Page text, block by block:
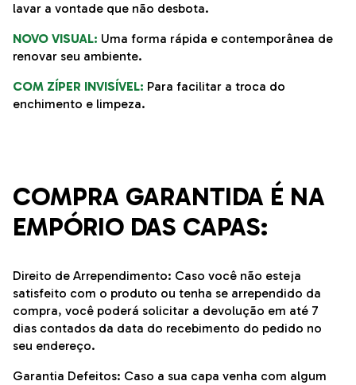
lavar a vontade que não desbota.
NOVO VISUAL: Uma forma rápida e contemporânea de
renovar seu ambiente.
COM ZÍPER INVISÍVEL: Para facilitar a troca do
enchimento e limpeza.
COMPRA GARANTIDA É NA
EMPÓRIO DAS CAPAS:
Direito de Arrependimento: Caso você não esteja
satisfeito com o produto ou tenha se arrependido da
compra, você poderá solicitar a devolução em até 7
dias contados da data do recebimento do pedido no
seu endereço.
Garantia Defeitos: Caso a sua capa venha com algum